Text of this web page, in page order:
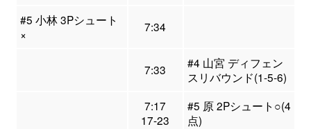
#5 小林 3Pシュート
×
7:34
7:33
#4 山宮 ディフェン
スリバウンド(1-5-6)
7:17
17-23
#5 原 2Pシュート○(4
点)